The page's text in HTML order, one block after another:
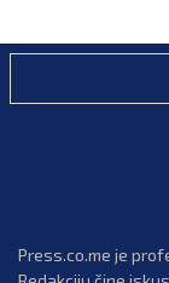
Press.co.me je